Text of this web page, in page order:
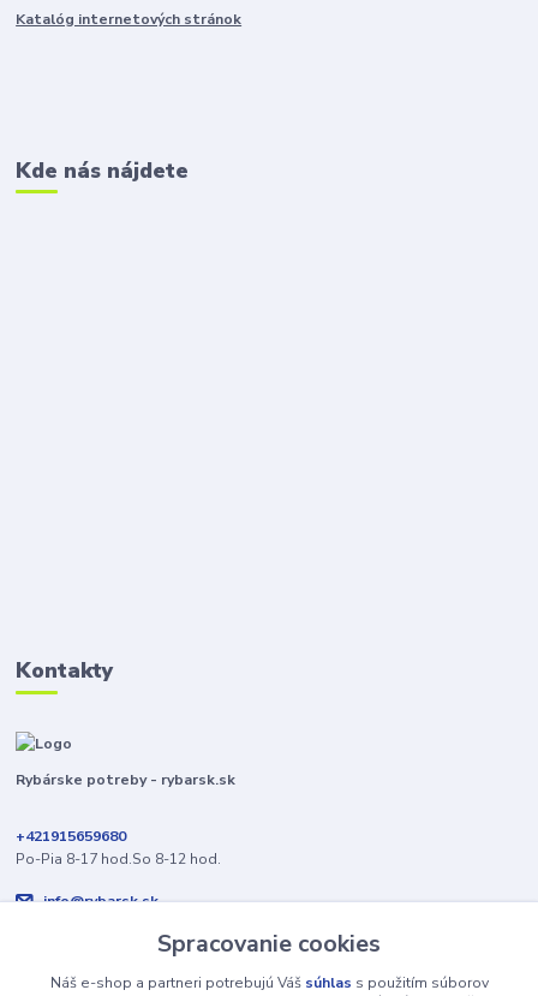
Katalóg internetových stránok
Kde nás nájdete
Kontakty
Rybárske potreby - rybarsk.sk
+421915659680
Po-Pia 8-17 hod.So 8-12 hod.
info@rybarsk.sk
Spracovanie cookies
Náš e-shop a partneri potrebujú Váš súhlas s použitím súborov